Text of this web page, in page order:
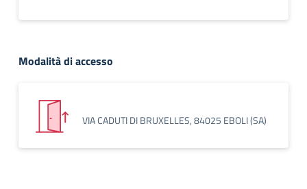
Modalità di accesso
VIA CADUTI DI BRUXELLES, 84025 EBOLI (SA)